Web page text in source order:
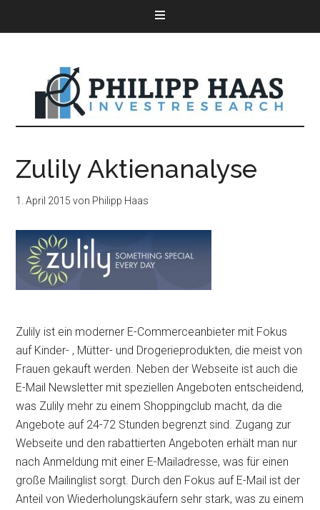
Zulily Aktienanalyse
1. April 2015 von Philipp Haas
Zulily ist ein moderner E-Commerceanbieter mit Fokus
auf Kinder- , Mütter- und Drogerieprodukten, die meist von
Frauen gekauft werden. Neben der Webseite ist auch die
E-Mail Newsletter mit speziellen Angeboten entscheidend,
was Zulily mehr zu einem Shoppingclub macht, da die
Angebote auf 24-72 Stunden begrenzt sind. Zugang zur
Webseite und den rabattierten Angeboten erhält man nur
nach Anmeldung mit einer E-Mailadresse, was für einen
große Mailinglist sorgt. Durch den Fokus auf E-Mail ist der
Anteil von Wiederholungskäufern sehr stark, was zu einem